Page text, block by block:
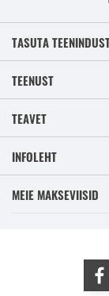
TASUTA
TEENUST
TEAVET
INFOLEHT
MEIE MAKSEVIISID